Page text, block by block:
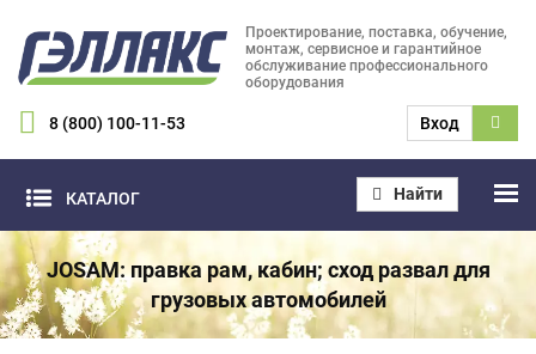
Проектирование, поставка, обучение,
монтаж, сервисное и гарантийное
обслуживание профессионального
оборудования
8 (800) 100-11-53 Вход
КАТАЛОГ Найти
JOSAM: правка рам, кабин; сход развал для
грузовых автомобилей